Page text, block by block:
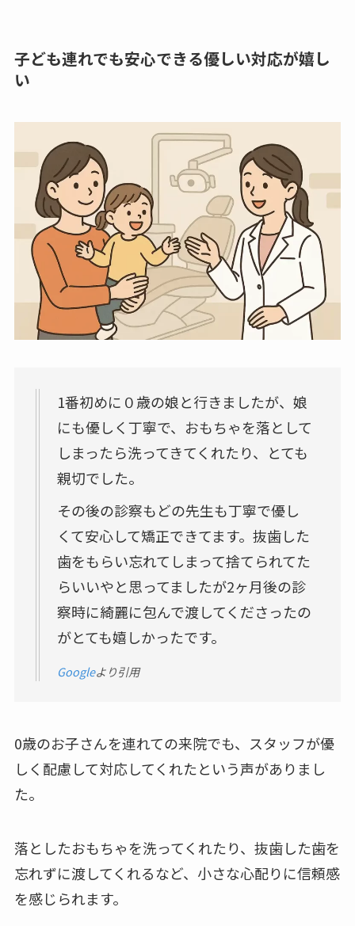
子ども連れでも安心できる優しい対応が嬉し
い
1番初めに０歳の娘と行きましたが、娘
にも優しく丁寧で、おもちゃを落として
しまったら洗ってきてくれたり、とても
親切でした。
その後の診察もどの先生も丁寧で優し
くて安心して矯正できてます。抜歯した
歯をもらい忘れてしまって捨てられてた
らいいやと思ってましたが2ヶ月後の診
察時に綺麗に包んで渡してくださったの
がとても嬉しかったです。
Googleより引用
0歳のお子さんを連れての来院でも、スタッフが優
しく配慮して対応してくれたという声がありまし
た。
落としたおもちゃを洗ってくれたり、抜歯した歯を
忘れずに渡してくれるなど、小さな心配りに信頼感
を感じられます。